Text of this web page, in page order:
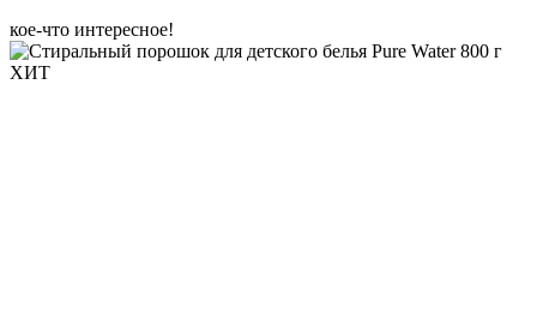
кое-что интересное!
ХИТ